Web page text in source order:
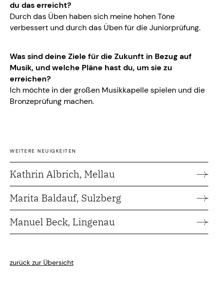
du das erreicht?
Durch das Üben haben sich meine hohen Töne
verbessert und durch das Üben für die Juniorprüfung.
Was sind deine Ziele für die Zukunft in Bezug auf
Musik, und welche Pläne hast du, um sie zu
erreichen?
Ich möchte in der großen Musikkapelle spielen und die
Bronzeprüfung machen.
WEITERE NEUIGKEITEN
Kathrin Albrich, Mellau
Marita Baldauf, Sulzberg
Manuel Beck, Lingenau
zurück zur Übersicht